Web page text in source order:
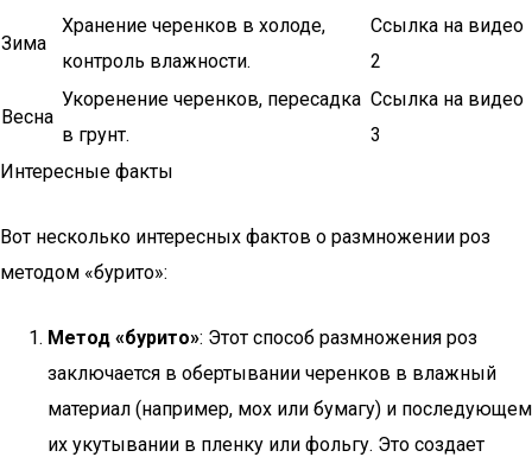
Зима
Хранение черенков в холоде,
контроль влажности.
Ссылка на видео
2
Весна
Укоренение черенков, пересадка
в грунт.
Ссылка на видео
3
Интересные факты
Вот несколько интересных фактов о размножении роз
методом «бурито»:
Метод «бурито»: Этот способ размножения роз
заключается в обертывании черенков в влажный
материал (например, мох или бумагу) и последующем
их укутывании в пленку или фольгу. Это создает